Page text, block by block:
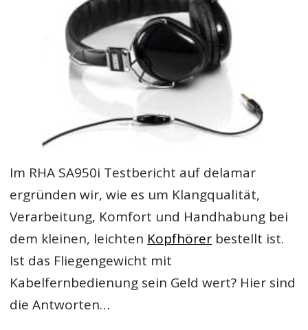
Im RHA SA950i Testbericht auf delamar
ergründen wir, wie es um Klangqualität,
Verarbeitung, Komfort und Handhabung bei
dem kleinen, leichten Kopfhörer bestellt ist.
Ist das Fliegengewicht mit
Kabelfernbedienung sein Geld wert? Hier sind
die Antworten…